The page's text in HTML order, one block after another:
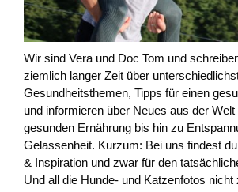
Wir sind Vera und Doc Tom und
ziemlich langer Zeit über
Gesundheitsthemen, Tipps für einen
und informieren über Neues aus der
gesunden Ernährung bis hin zu
Gelassenheit. Kurzum: Bei uns findest
& Inspiration und zwar für den
Und all die Hunde- und Katzenfotos